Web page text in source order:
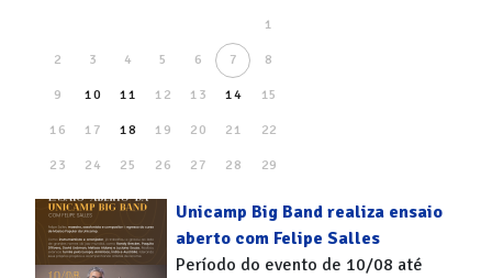
1
2 3 4 5 6 7 8
9 10 11 12 13 14 15
16 17 18 19 20 21 22
23 24 25 26 27 28 29
30 31
Unicamp Big Band realiza ensaio
aberto com Felipe Salles
Período do evento de 10/08 até